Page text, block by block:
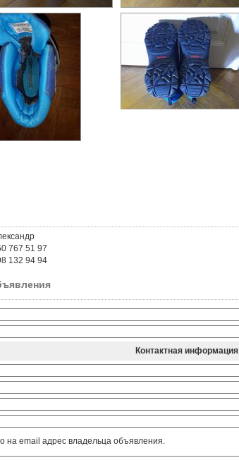
767 51 97
132 94 94
Контактная информация
на email адрес владельца объявления.